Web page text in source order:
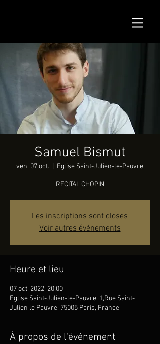
Samuel Bismut
ven. 07 oct. Eglise Saint-Julien-le-Pauvre
RECITAL CHOPIN
Les inscriptions sont closes
Voir autres événements
Heure et lieu
07 oct. 2022, 20:00
Eglise Saint-Julien-le-Pauvre, 1,Rue Saint-
Julien le Pauvre, 75005 Paris, France
À propos de l'événement